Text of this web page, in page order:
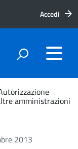
Accedi
amministrazioni
2013